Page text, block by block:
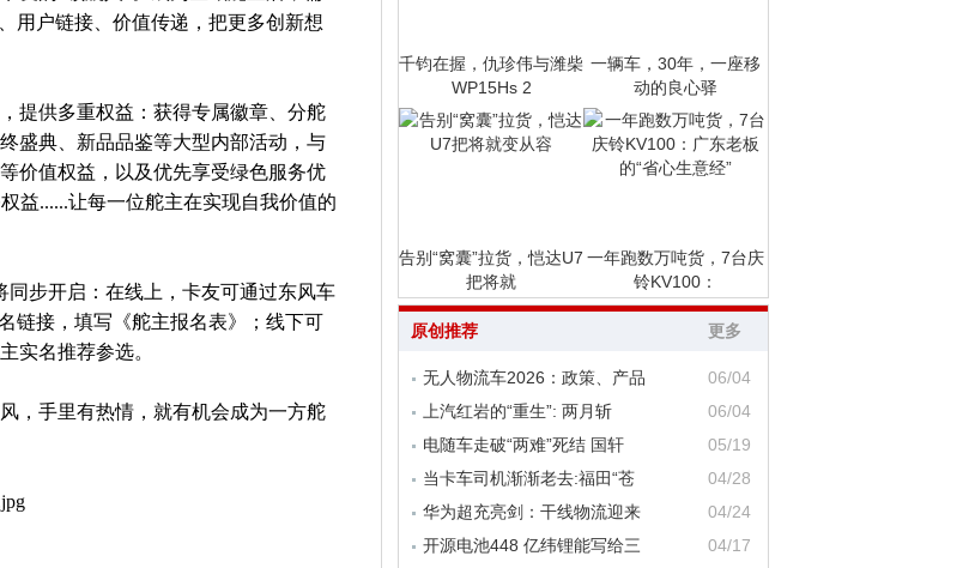
用户链接、价值传递，把更多创新想
提供多重权益：获得专属徽章、分舵
盛典、新品品鉴等大型内部活动，与
价值权益，以及优先享受绿色服务优
益......让每一位舵主在实现自我价值的
同步开启：在线上，卡友可通过东风车
链接，填写《舵主报名表》；线下可
实名推荐参选。
，手里有热情，就有机会成为一方舵
千钧在握，仇珍伟与潍柴
WP15Hs 2
一辆车，30年，一座移
动的良心驿
告别“窝囊”拉货，恺达U7
把将就
一年跑数万吨货，7台庆
铃KV100：
原创推荐 更多
无人物流车2026：政策、产品
06/04
上汽红岩的“重生”: 两月斩
06/04
电随车走破“两难”死结 国轩
05/19
当卡车司机渐渐老去:福田“苍
04/28
华为超充亮剑：干线物流迎来
04/24
开源电池448 亿纬锂能写给三
04/17